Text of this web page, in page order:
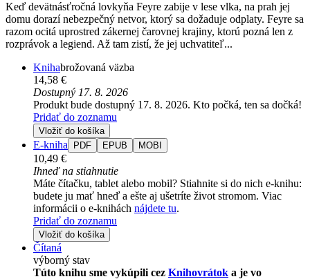
Keď devätnásťročná lovkyňa Feyre zabije v lese vlka, na prah jej
domu dorazí nebezpečný netvor, ktorý sa dožaduje odplaty. Feyre sa
razom ocitá uprostred zákernej čarovnej krajiny, ktorú pozná len z
rozprávok a legiend. Až tam zistí, že jej uchvatiteľ...
Knihabrožovaná väzba
14,58 €
Dostupný 17. 8. 2026
Produkt bude dostupný 17. 8. 2026. Kto počká, ten sa dočká!
Pridať do zoznamu
Vložiť do košíka
E-kniha PDF EPUB MOBI
10,49 €
Ihneď na stiahnutie
Máte čítačku, tablet alebo mobil? Stiahnite si do nich e-knihu:
budete ju mať hneď a ešte aj ušetríte život stromom. Viac
informácii o e-knihách nájdete tu.
Pridať do zoznamu
Vložiť do košíka
Čítaná
výborný stav
Túto knihu sme vykúpili cez Knihovrátok a je vo